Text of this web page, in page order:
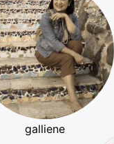
galliene